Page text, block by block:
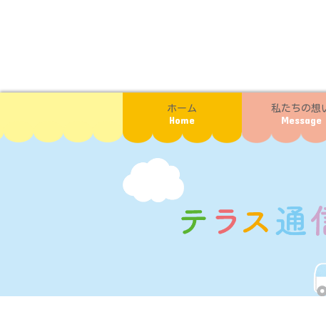
ホーム
Home
私たちの想
Message